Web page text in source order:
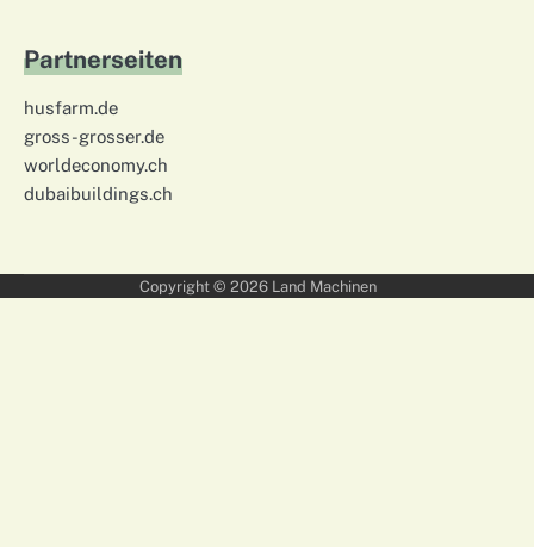
Partnerseiten
husfarm.de
gross-grosser.de
worldeconomy.ch
dubaibuildings.ch
Copyright © 2026 Land Machinen